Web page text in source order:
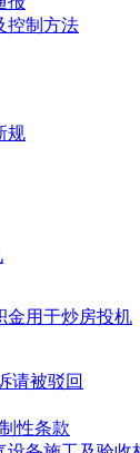
控制方法
规
金用于炒房投机
请被驳回
性条款